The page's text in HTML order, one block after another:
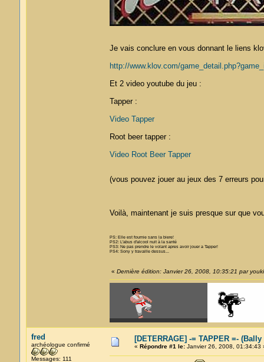
Je vais conclure en vous donnant le liens
http://www.klov.com/
Et 2 video youtube du jeu :
Tapper :
Video Tapper
Root beer tapper :
Video Root Beer Tapper
(vous pouvez jouer au jeux des 7 erreurs
Voilà, maintenant je suis presque sur que
PS: Elle est fournie sans la biere!
PS2: L'abus d'alcool nuit à la santé
PS3: Ne pas prendre le volant apres avoir jouer a Tapper!
PS4: Sony y travaille dessus...
« Dernière édition: Janvier 26, 2008, 10:35:21 par youki
fred
archéologue confirmé
Messages: 111
[DETERRAGE] -= TAPPER =-
« Répondre #1 le:Janvier 26, 2008, 01:34:43